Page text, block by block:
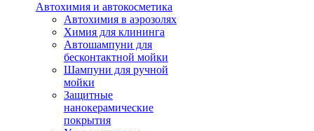
Автохимия и автокосметика
Автохимия в аэрозолях
Химия для клининга
Автошампуни для
бесконтактной мойки
Шампуни для ручной
мойки
Защитные
нанокерамические
покрытия